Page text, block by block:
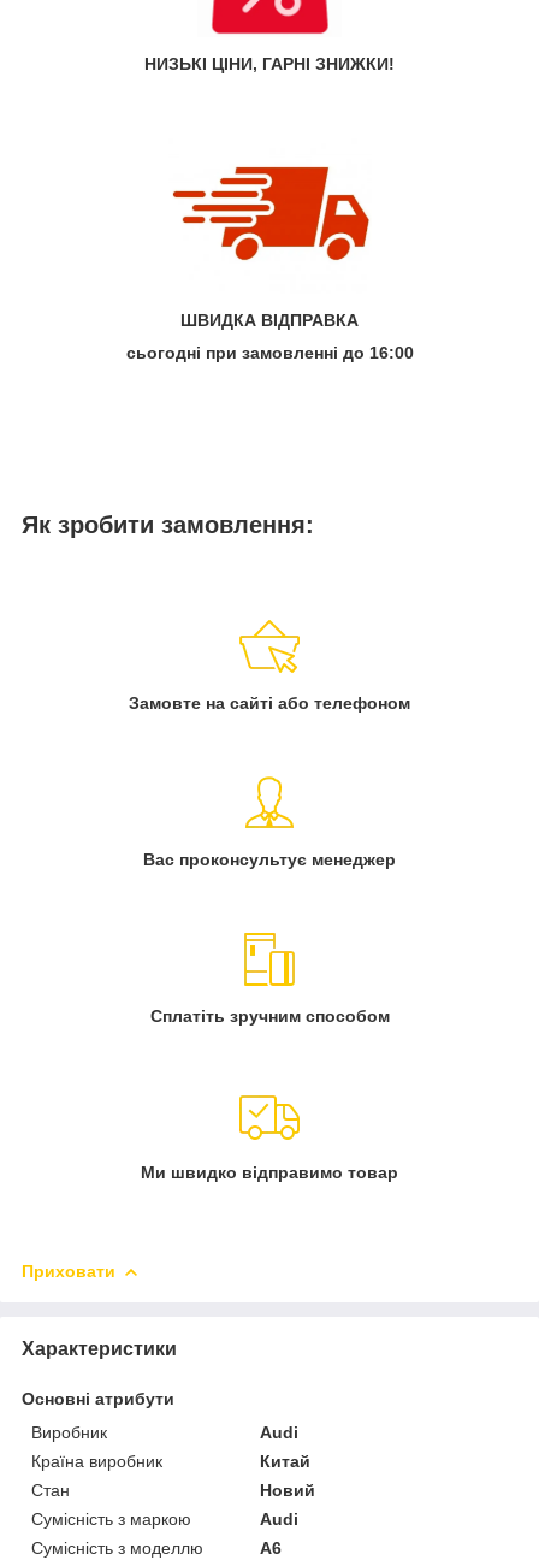
НИЗЬКІ ЦІНИ, ГАРНІ ЗНИЖКИ!
ШВИДКА ВІДПРАВКА
сьогодні при замовленні до 16:00
Як зробити замовлення:
Замовте на сайті або телефоном
Вас проконсультує менеджер
Сплатіть зручним способом
Ми швидко відправимо товар
Приховати
Характеристики
Основні атрибути
Виробник
Audi
Країна виробник
Китай
Стан
Новий
Сумісність з маркою
Audi
Сумісність з моделлю
A6